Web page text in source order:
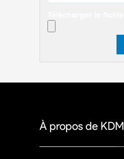
À propos de KDM